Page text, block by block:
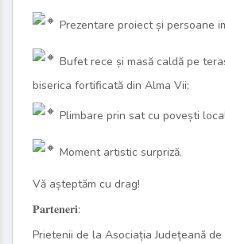
Prezentare proiect și persoane
Bufet rece și masă caldă pe
biserica fortificată din Alma Vii;
Plimbare prin sat cu povești
Moment artistic surpriză.
Vă așteptăm cu drag!
𝐏𝐚𝐫𝐭𝐞𝐧𝐞𝐫𝐢:
Prietenii de la Asociația Județeană de